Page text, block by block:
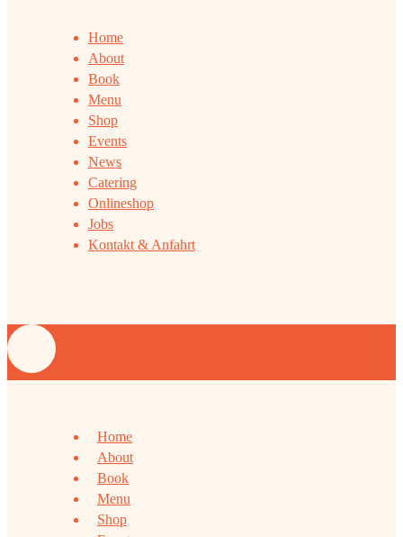
Home
About
Book
Menu
Shop
Events
News
Catering
Onlineshop
Jobs
Kontakt & Anfahrt
Home
About
Book
Menu
Shop